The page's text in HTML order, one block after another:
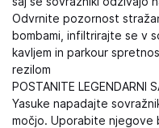
Odvrnite pozornost
bombami, infiltrirajte se v
kavljem in parkour
rezilom
POSTANITE LEGENDARNI
Yasuke napadajte
močjo. Uporabite njegove